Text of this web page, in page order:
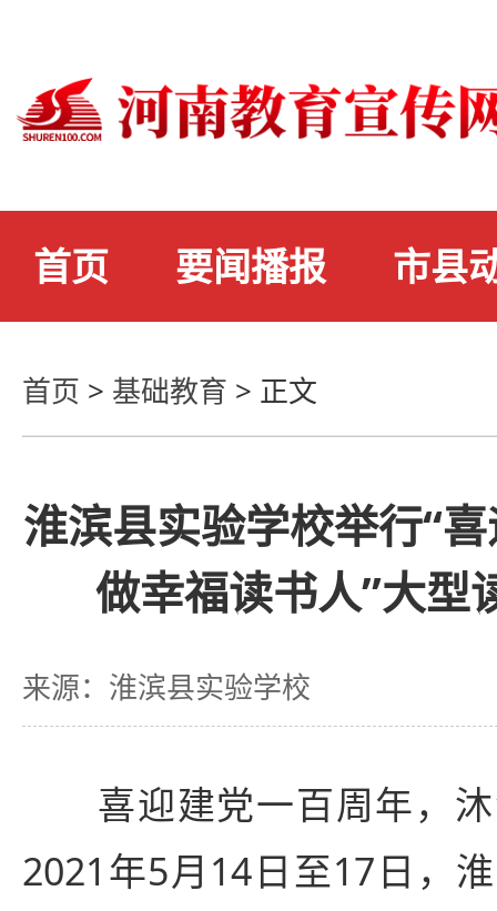
首页 要闻播报 市县
首页 > 基础教育 > 正文
淮滨县实验学校举行“
做幸福读书人”大型
来源：淮滨县实验学校
喜迎建党一百周年，
2021年5月14日至17日，